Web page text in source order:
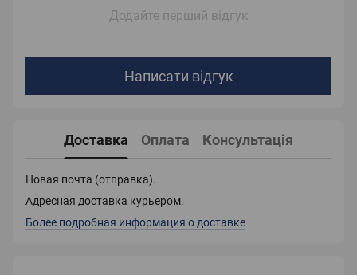
Додайте перший відгук
Написати відгук
Доставка Оплата Консультація
Новая почта (отправка).
Адресная доставка курьером.
Более подробная информация о доставке